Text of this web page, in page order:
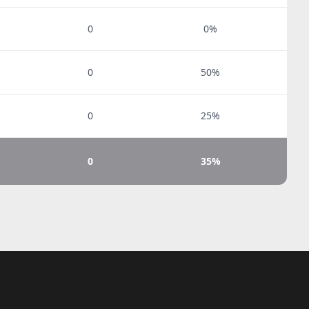
0 0%
0 50%
0 25%
0 35%